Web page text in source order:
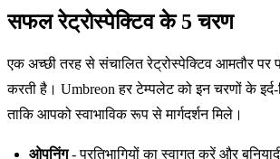
सफल रेट्रोस्पेक्टिव के 5 चरण
एक अच्छी तरह से संचालित रेट्रोस्पेक्टिव आमतौर पर
करती है। Umbreon हर टेम्पलेट को इन चरणों के इर्द-
ताकि आपको स्वाभाविक रूप से मार्गदर्शन मिले।
ओपनिंग- प्रतिभागियों का स्वागत करें और